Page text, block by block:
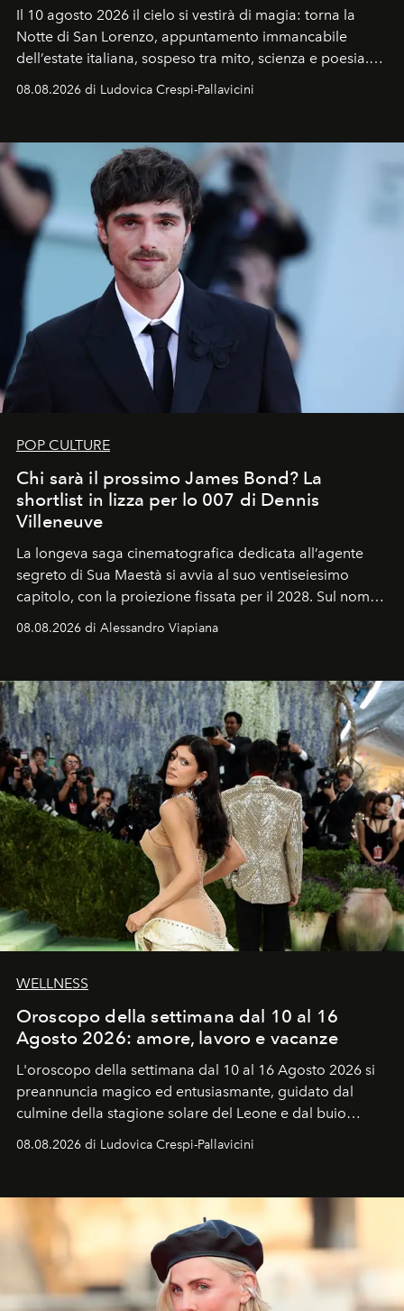
Il 10 agosto 2026 il cielo si vestirà di magia: torna la
Notte di San Lorenzo, appuntamento immancabile
dell’estate italiana, sospeso tra mito, scienza e poesia.
celeste per seguire il passaggio delle
all’universo i desideri più segreti
08.08.2026 di Ludovica Crespi-Pallavicini
POP CULTURE
Chi sarà il prossimo James Bond? La
shortlist in lizza per lo 007 di Dennis
Villeneuve
La longeva saga cinematografica dedicata all’agente
segreto di Sua Maestà si avvia al suo ventiseiesimo
capitolo, con la proiezione fissata per il 2028. Sul nome
Craig, però, regna ancora il più assoluto riserbo.
08.08.2026 di Alessandro Viapiana
WELLNESS
Oroscopo della settimana dal 10 al 16
Agosto 2026: amore, lavoro e vacanze
L'oroscopo della settimana dal 10 al 16 Agosto 2026 si
preannuncia magico ed entusiasmante, guidato dal
culmine della stagione solare del Leone e dal buio
ideale per la notte delle Perseidi.
08.08.2026 di Ludovica Crespi-Pallavicini